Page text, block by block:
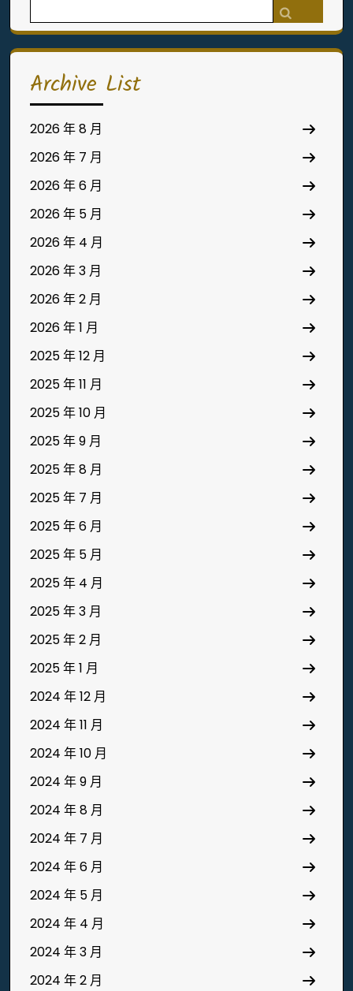
for:
Archive List
2026 年 8 月
2026 年 7 月
2026 年 6 月
2026 年 5 月
2026 年 4 月
2026 年 3 月
2026 年 2 月
2026 年 1 月
2025 年 12 月
2025 年 11 月
2025 年 10 月
2025 年 9 月
2025 年 8 月
2025 年 7 月
2025 年 6 月
2025 年 5 月
2025 年 4 月
2025 年 3 月
2025 年 2 月
2025 年 1 月
2024 年 12 月
2024 年 11 月
2024 年 10 月
2024 年 9 月
2024 年 8 月
2024 年 7 月
2024 年 6 月
2024 年 5 月
2024 年 4 月
2024 年 3 月
2024 年 2 月